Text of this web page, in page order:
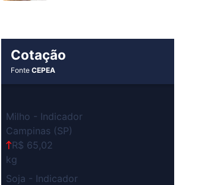
Cotação
FonteCEPEA
Milho - Indicador
Campinas (SP)
R$ 65,02
kg
Soja - Indicador